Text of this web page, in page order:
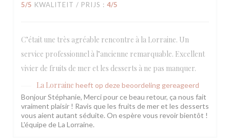
5/5 KWALITEIT / PRIJS : 4/5
C’était une très agréable rencontre à la Lorraine. Un
service professionnel à l’ancienne remarquable. Excellent
vivier de fruits de mer et les desserts à ne pas manquer.
La Lorraine heeft op deze beoordeling gereageerd
Bonjour Stéphanie, Merci pour ce beau retour, ça nous fait
vraiment plaisir ! Ravis que les fruits de mer et les desserts
vous aient autant séduite. On espère vous revoir bientôt !
L'équipe de La Lorraine.